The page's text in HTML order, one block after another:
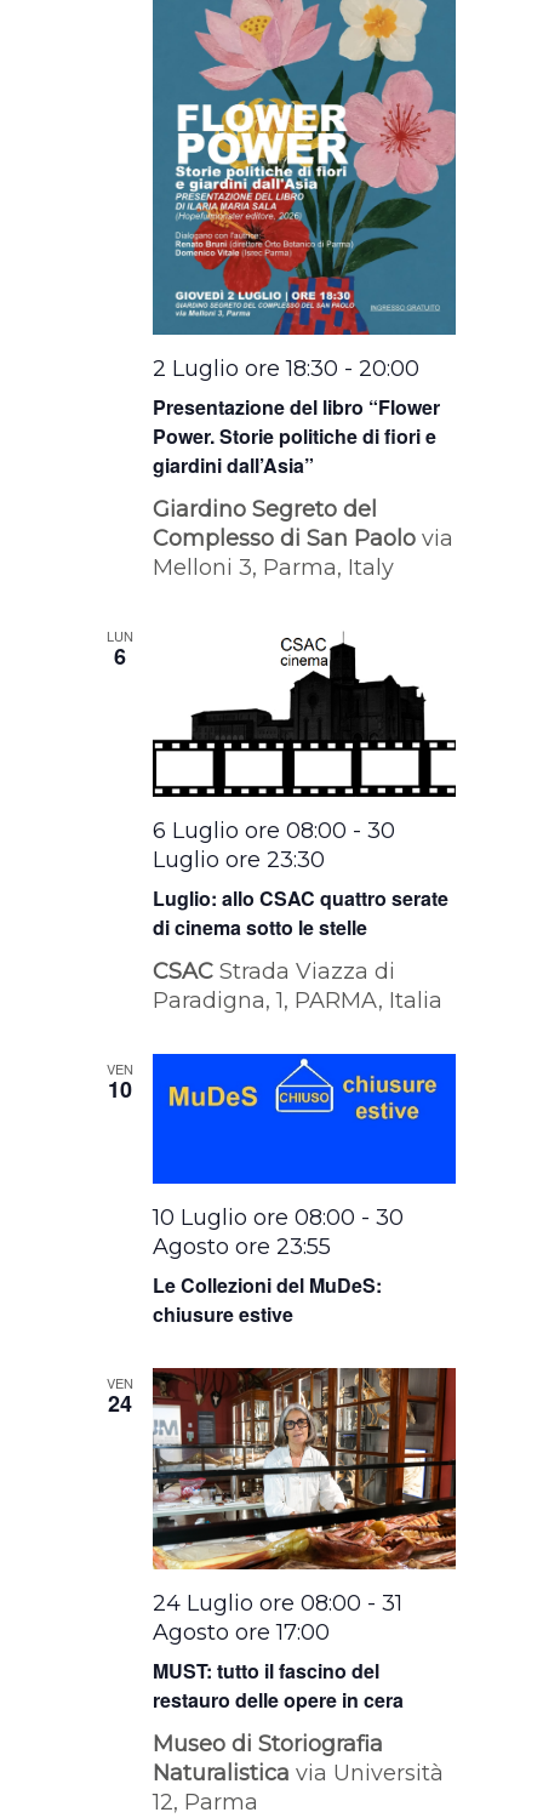
Presentazione del libro “Flower
Power. Storie politiche di fiori e
giardini dall’Asia”
2 Luglio ore 18:30 -20:00
Giardino Segreto del
Complesso di San Paolovia
Melloni 3, Parma, Italy
LUN
6
Luglio: allo CSAC quattro serate
di cinema sotto le stelle
6 Luglio ore 08:00 -30
Luglio ore 23:30
CSACStrada Viazza di
Paradigna, 1, PARMA, Italia
VEN
10
Le Collezioni del MuDeS:
chiusure estive
10 Luglio ore 08:00 -30
Agosto ore 23:55
VEN
24
MUST: tutto il fascino del
restauro delle opere in cera
24 Luglio ore 08:00 -31
Agosto ore 17:00
Museo di Storiografia
Naturalisticavia Università
12, Parma